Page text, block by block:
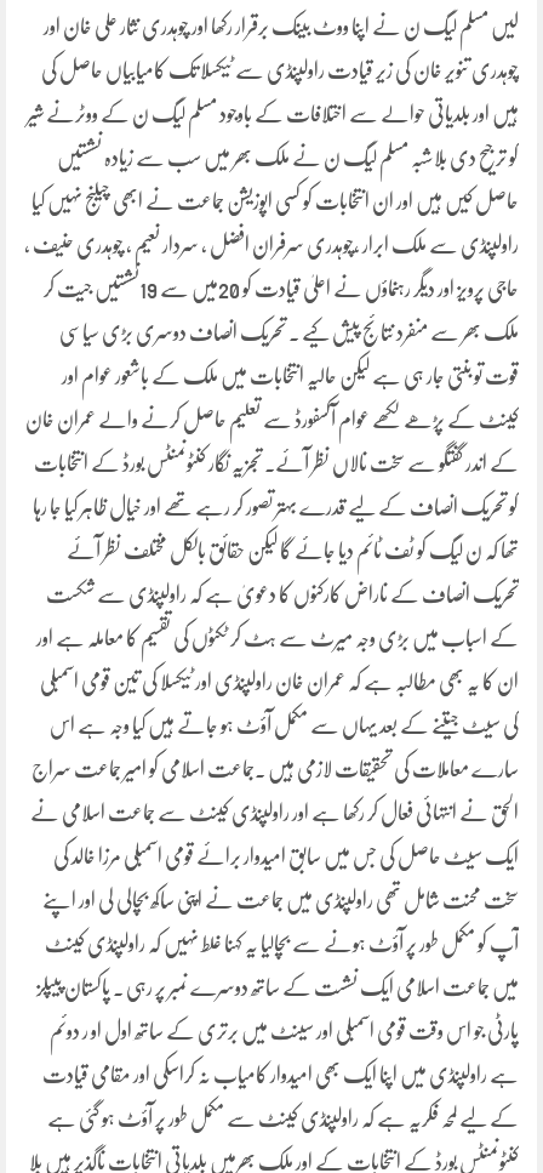
لیں مسلم لیگ ن نے اپنا ووٹ بینک برقرار رکھا اور چوہدری نثار علی خان اور
چوہدری تنویر خان کی زیر قیادت راولپنڈی سے ٹیکسلا تک کامیابیاں حاصل کی
ہیں اور بلدیاتی حوالے سے اختلافات کے باوجود مسلم لیگ ن کے ووٹرنے شیر
کو ترجیح دی بلاشبہ مسلم لیگ ن نے ملک بھر میں سب سے زیادہ نشستیں
حاصل کیں ہیں اور ان انتخابات کو کسی اپوزیشن جماعت نے ابھی چیلنج نہیں کیا
راولپنڈی سے ملک ابرار ،چوہدری سرفران افضل ، سردار نعیم ، چوہدری حنیف ،
حاجی پرویز اور دیگر رہنماؤں نے اعلیٰ قیادت کو 20میں سے 19نشستیں جیت کر
ملک بھر سے منفرد نتائج پیش کیے ۔ تحریک انصاف دوسری بڑی سیاسی
قوت تو بنتی جار ہی ہے لیکن حالیہ انتخابات میں ملک کے باشعور عوام اور
کینٹ کے پڑھے لکھے عوام آکسفورڈ سے تعلیم حاصل کرنے والے عمران خان
کے اندر گفتگو سے سخت نالاں نظر آئے۔ تجزیہ نگار کنٹونمنٹس بورڈ کے انتخابات
کو تحریک انصاف کے لیے قدرے بہتر تصور کر رہے تھے اور خیال ظاہر کیا جا رہا
تھا کہ ن لیگ کو ٹف ٹائم دیا جائے گا لیکن حقائق بالکل مختلف نظر آئے
تحریک انصاف کے ناراض کارکنوں کا دعویٰ ہے کہ راولپنڈی سے شکست
کے اسباب میں بڑی وجہ میرٹ سے ہٹ کر ٹکٹوں کی تقسیم کا معاملہ ہے اور
ان کا یہ بھی مطالبہ ہے کہ عمران خان راولپنڈی اور ٹیکسلا کی تین قومی اسمبلی
کی سیٹ جیتنے کے بعد یہاں سے مکمل آؤٹ ہو جاتے ہیں کیا وجہ ہے اس
سارے معاملات کی تحقیقات لازمی ہیں ۔جماعت اسلامی کو امیر جماعت سراج
الحق نے انتہائی فعال کر رکھا ہے اور راولپنڈی کینٹ سے جماعت اسلامی نے
ایک سیٹ حاصل کی جس میں سابق امیدوار برائے قومی اسمبلی مرزا خالد کی
سخت محنت شامل تھی راولپنڈی میں جماعت نے اپنی ساکھ بچالی لی اور اپنے
آپ کو مکمل طور پر آؤٹ ہونے سے بچالیا یہ کہنا غلط نہیں کہ راولپنڈی کینٹ
میں جماعت اسلامی ایک نشست کے ساتھ دوسرے نمبر پر رہی ۔ پاکستان پیپلز
پارٹی جو اس وقت قومی اسمبلی اور سینٹ میں برتری کے ساتھ اول او ر دوئم
ہے راولپنڈی میں اپنا ایک بھی امیدوار کامیاب نہ کراسکی اور مقامی قیادت
کے لیے لمحہ فکریہ ہے کہ راولپنڈی کینٹ سے مکمل طور پر آؤٹ ہو گئی ہے
کنٹونمنٹس بورڈ کے انتخابات کے اور ملک بھرمیں بلدیاتی انتخابات ناگذیر ہیں بلا